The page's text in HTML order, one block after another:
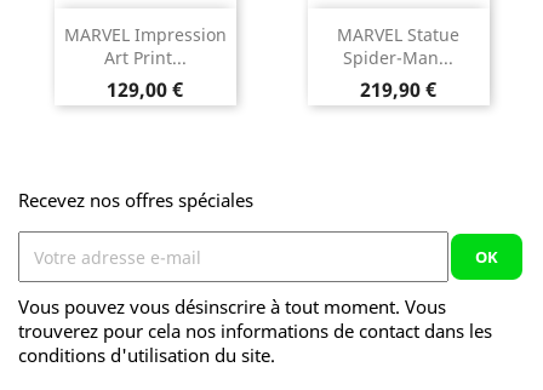
MARVEL Impression
Art Print...
Prix
129,00 €
MARVEL Statue
Spider-Man...
Prix
219,90 €
Recevez nos offres spéciales
Vous pouvez vous désinscrire à tout moment. Vous
trouverez pour cela nos informations de contact dans les
conditions d'utilisation du site.